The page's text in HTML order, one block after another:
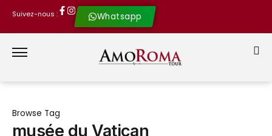
Suivez-nous : Whatsapp
Browse Tag
musée du Vatican